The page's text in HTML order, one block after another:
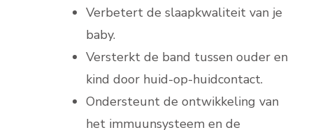
Verbetert de slaapkwaliteit van je
baby.
Versterkt de band tussen ouder en
kind door huid-op-huidcontact.
Ondersteunt de ontwikkeling van
het immuunsysteem en de